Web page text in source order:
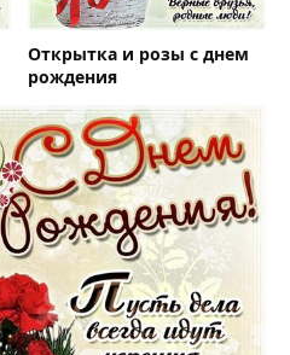
Открытка и розы с днем
рождения